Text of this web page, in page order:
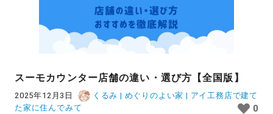
スーモカウンター店舗の違い・選び方【全国版】
2025年12月3日
くるみ | めぐりのよい家 | アイ工務店で建て
た家に住んでみて
0